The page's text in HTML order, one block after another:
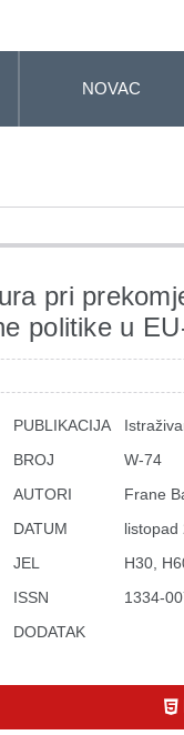
NOVAC
pri
politike u
PUBLIKACIJA
BROJ
W-74
AUTORI
Frane
DATUM
listopad
JEL
H30,
ISSN
1334-
DODATAK